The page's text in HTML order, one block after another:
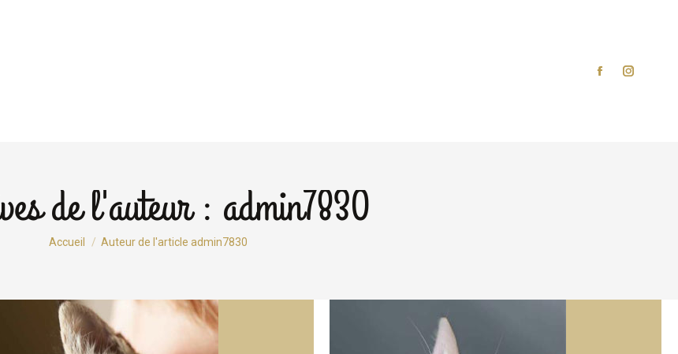
de l'auteur : admin7830
Accueil Auteur de l'article admin7830